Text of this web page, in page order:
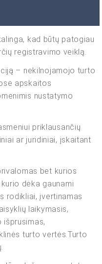
kad būtų patogiau
registravimo veiklą.
– nekilnojamojo turto
apskaitos
nustatymo
priklausančių
ar juridiniai, įskaitant
bet kurios
dėka gaunami
rodikliai, įvertinamas
laikymasis,
išprusimas,
turto vertės.Turto